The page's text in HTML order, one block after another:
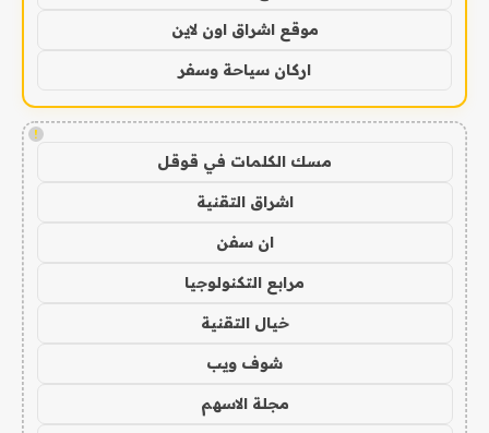
موقع اشراق اون لاين
اركان سياحة وسفر
!
مسك الكلمات في قوقل
اشراق التقنية
ان سفن
مرابع التكنولوجيا
خيال التقنية
شوف ويب
مجلة الاسهم